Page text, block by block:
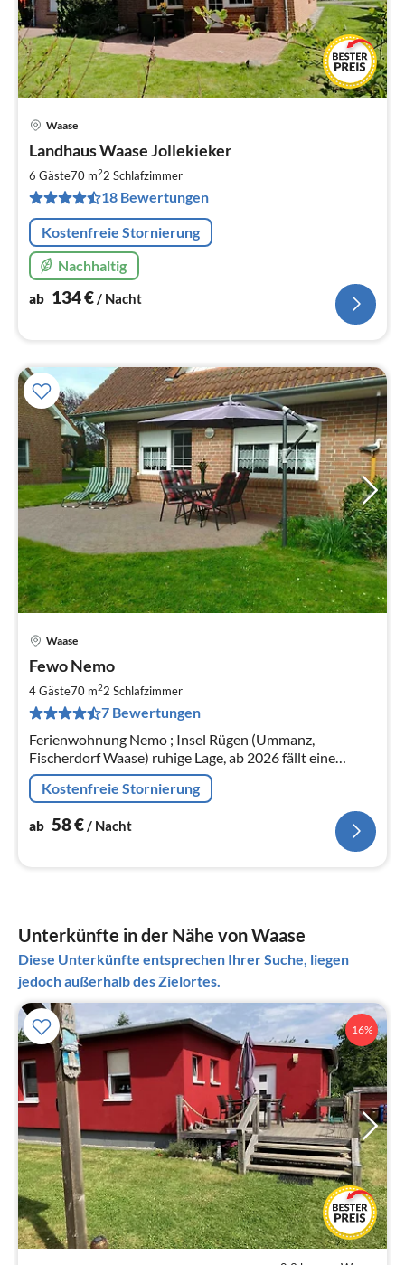
Waase
Landhaus Waase Jollekieker
6 Gäste70 m22 Schlafzimmer
18 Bewertungen
Kostenfreie Stornierung
Nachhaltig
ab 134€/ Nacht
Waase
Fewo Nemo
4 Gäste70 m22 Schlafzimmer
7 Bewertungen
Ferienwohnung Nemo ; Insel Rügen (Ummanz,
Fischerdorf Waase) ruhige Lage, ab 2026 fällt eine
Kurtaxe an, Hunde erlaubt
Kostenfreie Stornierung
ab 58€/ Nacht
Unterkünfte in der Nähe von Waase
Diese Unterkünfte entsprechen Ihrer Suche, liegen
jedoch außerhalb des Zielortes.
16%